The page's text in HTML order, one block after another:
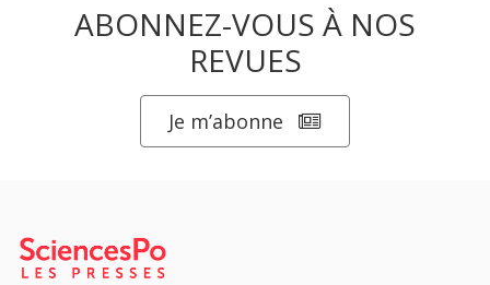
ABONNEZ-VOUS À NOS
REVUES
Je m’abonne